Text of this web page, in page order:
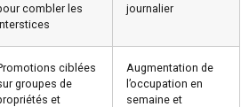
combler les
journalier
ciblées
groupes de
et
Augmentation de
l’occupation en
semaine et